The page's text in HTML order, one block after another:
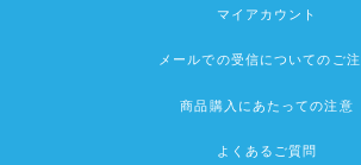
マイアカウント
メールでの受信についてのご
商品購入にあたっての注意
よくあるご質問